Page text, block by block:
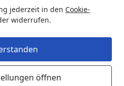
jederzeit in den Cookie-
widerrufen.
öffnen